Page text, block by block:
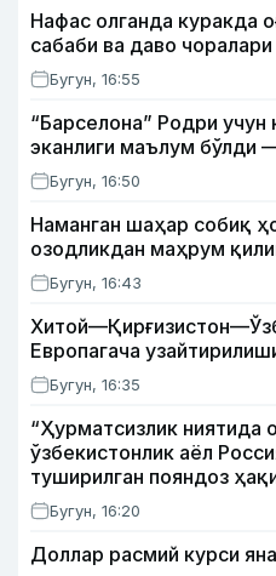
Нафас олганда куракда
сабаби ва даво чоралари
Бугун, 16:55
“Барселона” Родри учун
эканлиги маълум бўлди
Бугун, 16:50
Наманган шаҳар собиқ
озодликдан маҳрум
Бугун, 16:43
Европагача
Бугун, 16:35
“Ҳурматсизлик ниятида
ўзбекистонлик аёл
туширилган пояндоз
Бугун, 16:20
Доллар расмий курси